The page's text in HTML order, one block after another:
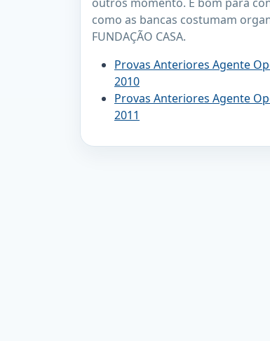
como as bancas costumam
FUNDAÇÃO CASA.
Provas Anteriores Agente
2010
Provas Anteriores Agente
2011